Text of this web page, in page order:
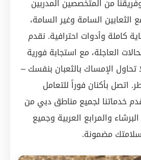
الثعابين السامة وغير السامة،
كاملة وأدوات احترافية. نقدم
طوارئ 24/7 للحالات العاجلة، مع استجابة فورية
الإمساك بالثعبان بنفسك –
اتصل بأكنان فوراً للتعامل
خدماتنا لجميع مناطق دبي من
والمرابع العربية وجميع
مضمونة.